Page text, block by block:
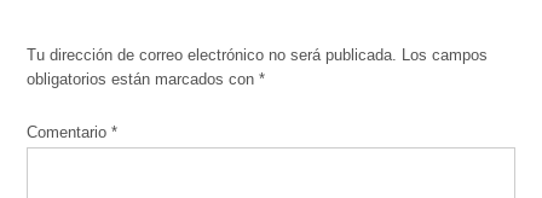
Tu dirección de correo electrónico no será publicada.
Los campos
obligatorios están marcados con*
Comentario*